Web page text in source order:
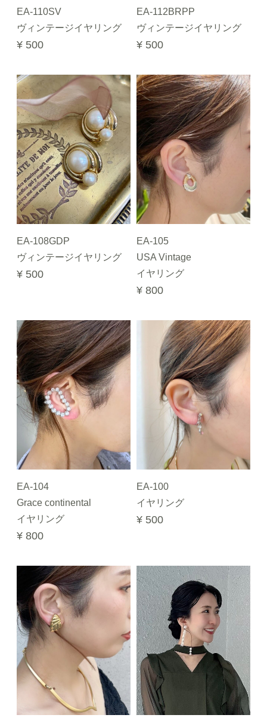
EA-110SV
ヴィンテージイヤリング
¥ 500
EA-112BRPP
ヴィンテージイヤリング
¥ 500
EA-108GDP
ヴィンテージイヤリング
¥ 500
EA-105
USA Vintage
イヤリング
¥ 800
EA-104
Grace continental
イヤリング
¥ 800
EA-100
イヤリング
¥ 500